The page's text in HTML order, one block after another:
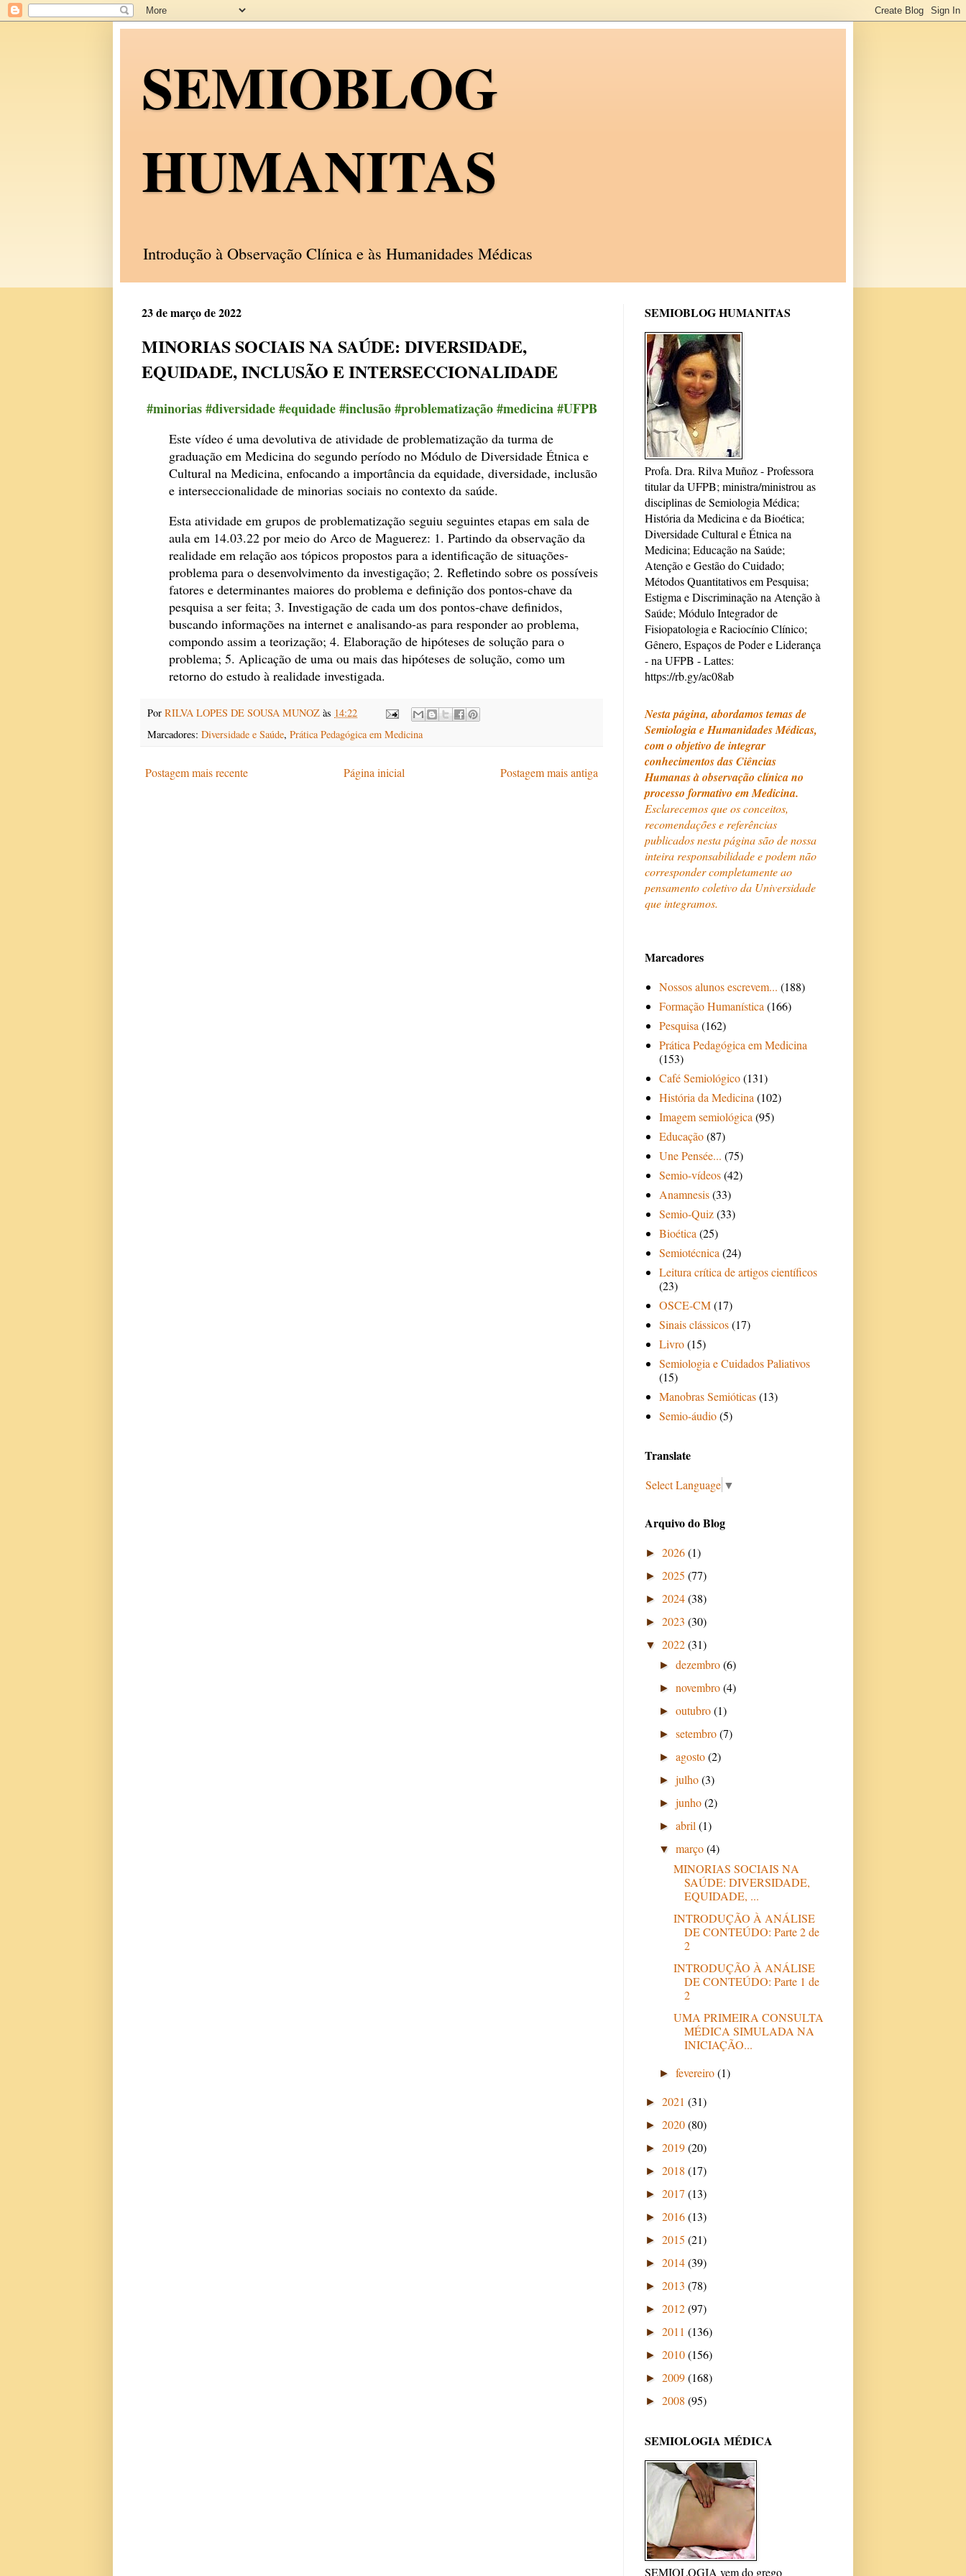
SEMIOBLOG
HUMANITAS
Introdução à Observação Clínica e às Humanidades Médicas
23 de março de 2022
MINORIAS SOCIAIS NA SAÚDE: DIVERSIDADE,
EQUIDADE, INCLUSÃO E INTERSECCIONALIDADE
#minorias #diversidade #equidade #inclusão #problematização #medicina #UFPB
Este vídeo é uma devolutiva de atividade de problematização da turma de
graduação em Medicina do segundo período no Módulo de Diversidade Étnica e
Cultural na Medicina, enfocando a importância da equidade, diversidade, inclusão
e interseccionalidade de minorias sociais no contexto da saúde.
Esta atividade em grupos de problematização seguiu seguintes etapas em sala de
aula em 14.03.22 por meio do Arco de Maguerez: 1. Partindo da observação da
realidade em relação aos tópicos propostos para a identificação de situações-
problema para o desenvolvimento da investigação; 2. Refletindo sobre os possíveis
fatores e determinantes maiores do problema e definição dos pontos-chave da
pesquisa a ser feita; 3. Investigação de cada um dos pontos-chave definidos,
buscando informações na internet e analisando-as para responder ao problema,
compondo assim a teorização; 4. Elaboração de hipóteses de solução para o
problema; 5. Aplicação de uma ou mais das hipóteses de solução, como um
retorno do estudo à realidade investigada.
Por RILVA LOPES DE SOUSA MUNOZ às 14:22
Marcadores: Diversidade e Saúde, Prática Pedagógica em Medicina
Postagem mais recente Postagem mais antiga
Página inicial
SEMIOBLOG HUMANITAS
Profa. Dra. Rilva Muñoz - Professora
titular da UFPB; ministra/ministrou as
disciplinas de Semiologia Médica;
História da Medicina e da Bioética;
Diversidade Cultural e Étnica na
Medicina; Educação na Saúde;
Atenção e Gestão do Cuidado;
Métodos Quantitativos em Pesquisa;
Estigma e Discriminação na Atenção à
Saúde; Módulo Integrador de
Fisiopatologia e Raciocínio Clínico;
Gênero, Espaços de Poder e Liderança
- na UFPB - Lattes:
https://rb.gy/ac08ab
Nesta página, abordamos temas de
Semiologia e Humanidades Médicas,
com o objetivo de integrar
conhecimentos das Ciências
Humanas à observação clínica no
processo formativo em Medicina.
Esclarecemos que os conceitos,
recomendações e referências
publicados nesta página são de nossa
inteira responsabilidade e podem não
corresponder completamente ao
pensamento coletivo da Universidade
que integramos.
Marcadores
Nossos alunos escrevem... (188)
Formação Humanística (166)
Pesquisa (162)
Prática Pedagógica em Medicina
(153)
Café Semiológico(131)
História da Medicina (102)
Imagem semiológica (95)
Educação(87)
Une Pensée... (75)
Semio-vídeos(42)
Anamnesis(33)
Semio-Quiz(33)
Bioética (25)
Semiotécnica (24)
Leitura crítica de artigos científicos
(23)
OSCE-CM(17)
Sinais clássicos(17)
Livro(15)
Semiologia e Cuidados Paliativos
(15)
Manobras Semióticas(13)
Semio-áudio(5)
Translate
Select Language ▼
Arquivo do Blog
► 2026(1)
► 2025 (77)
► 2024(38)
► 2023 (30)
▼ 2022(31)
►dezembro(6)
►novembro(4)
►outubro(1)
►setembro(7)
►agosto(2)
►julho(3)
►junho(2)
►abril(1)
▼março(4)
MINORIAS SOCIAIS NA
SAÚDE: DIVERSIDADE,
EQUIDADE, ...
INTRODUÇÃO À ANÁLISE
DE CONTEÚDO: Parte 2 de
2
INTRODUÇÃO À ANÁLISE
DE CONTEÚDO: Parte 1 de
2
UMA PRIMEIRA CONSULTA
MÉDICA SIMULADA NA
INICIAÇÃO...
►fevereiro(1)
► 2021 (31)
► 2020(80)
► 2019(20)
► 2018 (17)
► 2017 (13)
► 2016(13)
► 2015 (21)
► 2014(39)
► 2013 (78)
► 2012(97)
► 2011 (136)
► 2010(156)
► 2009(168)
► 2008 (95)
SEMIOLOGIA MÉDICA
SEMIOLOGIA vem do grego